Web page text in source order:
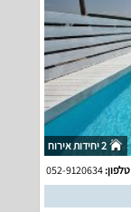
2 יחידות אירוח
טלפון:052-9120634